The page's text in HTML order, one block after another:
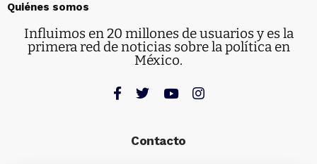
Quiénes somos
Influimos en 20 millones de usuarios y es la
primera red de noticias sobre la política en
México.
Contacto